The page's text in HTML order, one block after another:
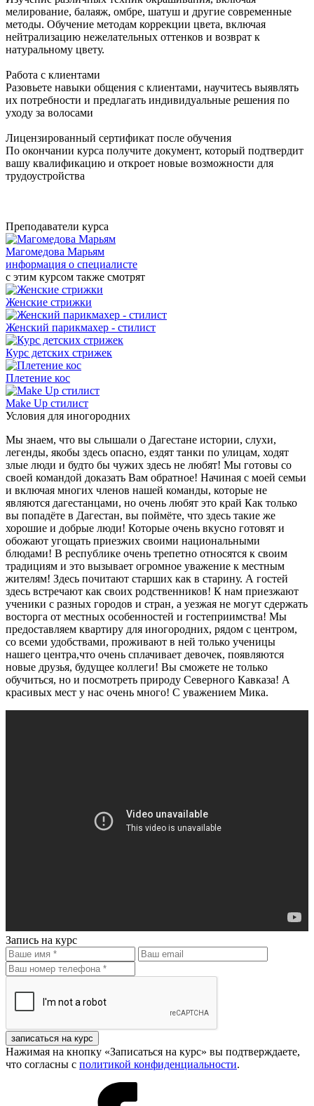
мелирование, балаяж, омбре, шатуш и другие современные
методы. Обучение методам коррекции цвета, включая
нейтрализацию нежелательных оттенков и возврат к
натуральному цвету.
Работа с клиентами
Разовьете навыки общения с клиентами, научитесь выявлять
их потребности и предлагать индивидуальные решения по
уходу за волосами
Лицензированный сертификат после обучения
По окончании курса получите документ, который подтвердит
вашу квалификацию и откроет новые возможности для
трудоустройства
Преподаватели курса
Магомедова Марьям
информация о специалисте
с этим курсом также смотрят
Женские стрижки
Женский парикмахер - стилист
Курс детских стрижек
Плетение кос
Make Up стилист
Условия для иногородних
Мы знаем, что вы слышали о Дагестане истории, слухи,
легенды, якобы здесь опасно, ездят танки по улицам, ходят
злые люди и будто бы чужих здесь не любят! Мы готовы со
своей командой доказать Вам обратное! Начиная с моей семьи
и включая многих членов нашей команды, которые не
являются дагестанцами, но очень любят это край Как только
вы попадёте в Дагестан, вы поймёте, что здесь такие же
хорошие и добрые люди! Которые очень вкусно готовят и
обожают угощать приезжих своими национальными
блюдами! В республике очень трепетно относятся к своим
традициям и это вызывает огромное уважение к местным
жителям! Здесь почитают старших как в старину. А гостей
здесь встречают как своих родственников! К нам приезжают
ученики с разных городов и стран, а уезжая не могут сдержать
восторга от местных особенностей и гостеприимства! Мы
предоставляем квартиру для иногородних, рядом с центром,
со всеми удобствами, проживают в ней только ученицы
нашего центра,что очень сплачивает девочек, появляются
новые друзья, будущее коллеги! Вы сможете не только
обучиться, но и посмотреть природу Северного Кавказа! А
красивых мест у нас очень много! С уважением Мика.
Запись на курс
записаться на курс
Нажимая на кнопку «Записаться на курс» вы подтверждаете,
что согласны с политикой конфиденциальности.